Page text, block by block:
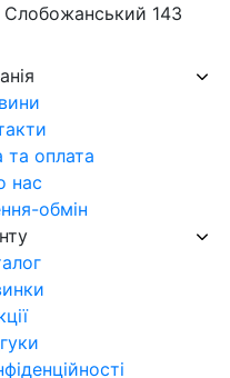
та оплата
нас
обмін
Слобожанський 143